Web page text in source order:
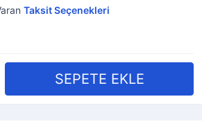
Taksit Seçenekleri